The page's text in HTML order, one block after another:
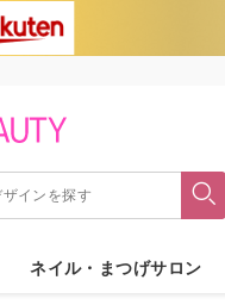
ネイル・まつげサロン